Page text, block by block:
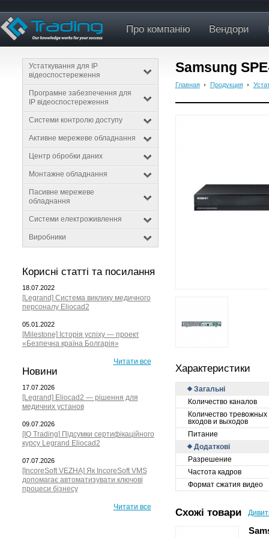
Про компанію Вендори
Устаткування для IP
відеоспостереження
Програмне забезпечення для
IP відеоспостереження
Системи контролю доступу
Активне мережеве обладнання
Центр обробки даних
Монтажне обладнання
Пасивне мережеве
обладнання
Системи електроживлення
Виробники
Корисні статті та посилання
18.07.2022
[Legrand] Система виклику медичного
персоналу Eliocad2
05.01.2022
[Milestone] Історія успіху — проект
«Безпечна країна Болгарія»
Читати все
Новини
17.07.2026
[Legrand] Eliocad2 — рішення для
медичних установ
09.07.2026
[IQ Trading] Підсумки сертифікаційного
курсу Legrand Eliocad2
07.07.2026
[IncoreSoft VEZHA] Як IncoreSoft VMS
допомагає автоматизувати ключові
процеси бізнесу
Читати все
Samsung
Главная Продукция
Характеристики
Загальні
Количество каналов
Количество тревожных
входов и выходов
Питание
Додаткові
Разрешение
Частота кадров
Формат сжатия видео
Схожі товари